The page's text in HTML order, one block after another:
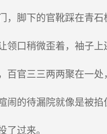
脚下的官靴踩在青石
口稍微歪着，袖子上
官三三两两聚在一处
的待漏院就像是被掐
过来。